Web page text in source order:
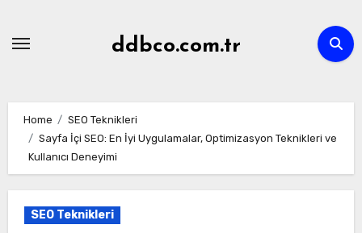
ddbco.com.tr
Home
SEO Teknikleri
Sayfa İçi SEO: En İyi Uygulamalar, Optimizasyon Teknikleri ve
Kullanıcı Deneyimi
SEO Teknikleri